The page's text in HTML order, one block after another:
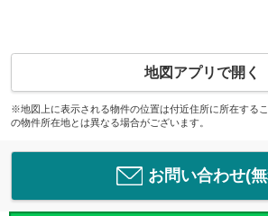
地図アプリで開く
※地図上に表示される物件の位置は付近住所に所在する
の物件所在地とは異なる場合がございます。
お問い合わせ(